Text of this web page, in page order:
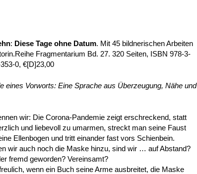
: Diese Tage ohne Datum. Mit 45 bildnerischen Arbeiten
Fragmentarium Bd. 27. 320 Seiten, ISBN 978-3-
0, €[D]23,00
eines Vorworts: Eine Sprache aus Überzeugung, Nähe und
wir: Die Corona-Pandemie zeigt erschreckend, statt
und liebevoll zu umarmen, streckt man seine Faust
Ellenbogen und tritt einander fast vors Schienbein.
wir auch noch die Maske hinzu, sind wir … auf Abstand?
fremd geworden? Vereinsamt?
wenn ein Buch seine Arme ausbreitet, die Maske